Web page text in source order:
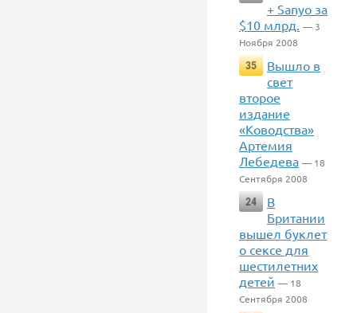
+ Sanyo за
$10 млрд. — 3
Ноября 2008
35
Вышло в
свет
второе
издание
«Ководства»
Артемия
Лебедева — 18
Сентября 2008
24
В
Британии
вышел буклет
о сексе для
шестилетних
детей — 18
Сентября 2008